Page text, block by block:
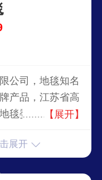
公司，地毯知名
产品，江苏省高
毯委员会常务理
造商之一。
【展开】
展开